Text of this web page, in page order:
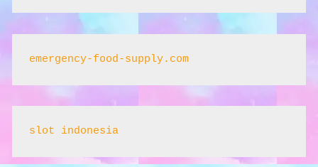
emergency-food-supply.com
slot indonesia